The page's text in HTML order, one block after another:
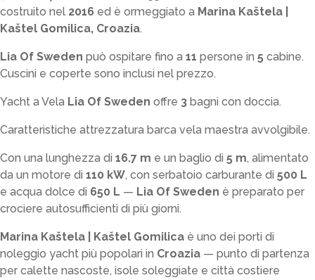
costruito nel 2016 ed è ormeggiato a Marina Kaštela |
Kaštel Gomilica, Croazia.
Lia Of Sweden può ospitare fino a 11 persone in 5 cabine.
Cuscini e coperte sono inclusi nel prezzo.
Yacht a Vela Lia Of Sweden offre 3 bagni con doccia.
Caratteristiche attrezzatura barca vela maestra avvolgibile.
Con una lunghezza di 16.7 m e un baglio di 5 m, alimentato
da un motore di 110 kW, con serbatoio carburante di 500 L
e acqua dolce di 650 L — Lia Of Sweden è preparato per
crociere autosufficienti di più giorni.
Marina Kaštela | Kaštel Gomilica è uno dei porti di
noleggio yacht più popolari in Croazia — punto di partenza
per calette nascoste, isole soleggiate e città costiere